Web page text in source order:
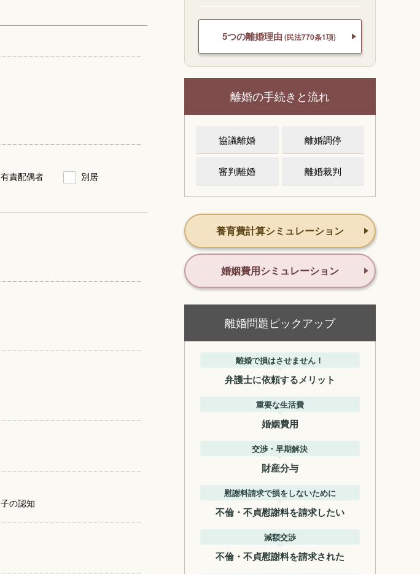
有責配偶者
別居
子の認知
5つの離婚理由 (民法770条1項)
離婚の手続きと流れ
協議離婚 離婚調停
審判離婚 離婚裁判
養育費計算シミュレーション
婚姻費用シミュレーション
離婚問題ピックアップ
離婚で損はさせません！
弁護士に依頼するメリット
重要な生活費
婚姻費用
交渉・早期解決
財産分与
慰謝料請求で損をしないために
不倫・不貞慰謝料を請求したい
減額交渉
不倫・不貞慰謝料を請求された